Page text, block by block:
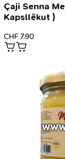
Çaji Senna
Kapsllëkut )
CHF 7.90